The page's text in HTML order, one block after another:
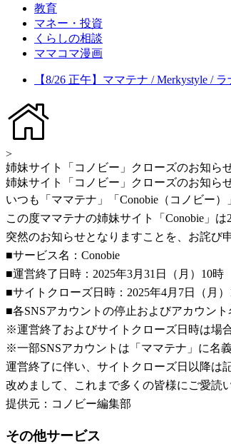
教育
マネー・投資
くらしの相談
ママコマ漫画
【8/26 正午】ママテナ / Merkystyle /
>
姉妹サイト「コノビー」クローズのお知ら
姉妹サイト「コノビー」クローズのお知ら
いつも「ママテナ」「Conobie（コノビー
この度ママテナの姉妹サイト「Conobie」
突然のお知らせとなりますことを、お詫び
■サービス名：Conobie
■運営終了日時：2025年3月31日（月）10時
■サイトクローズ日時：2025年4月7日（月
■各SNSアカウントの停止およびアカウン
※運営終了およびサイトクローズ日時は場
※一部SNSアカウントは「ママテナ」に名
運営終了に伴い、サイトクローズ日以降は
改めまして、これまで多くの皆様にご愛読
提供元：コノビー編集部
その他サービス